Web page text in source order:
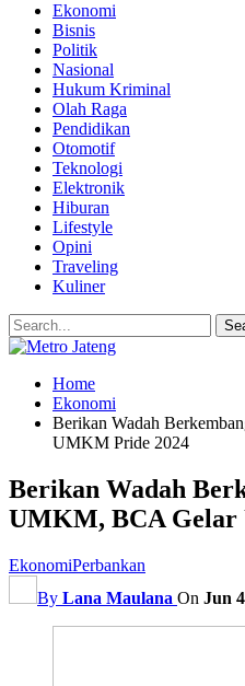
Ekonomi
Bisnis
Politik
Nasional
Hukum Kriminal
Olah Raga
Pendidikan
Otomotif
Teknologi
Elektronik
Hiburan
Lifestyle
Opini
Traveling
Kuliner
Home
Ekonomi
Berikan Wadah
UMKM Pride 2024
Berikan Wadah
UMKM, BCA Gelar
EkonomiPerbankan
By Lana Maulana On Jun